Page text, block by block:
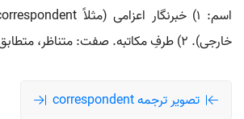
خارجی). ۲) طرفِ مکاتبه. صفت: متناظر، متطابق.
تصویر ترجمه correspondent